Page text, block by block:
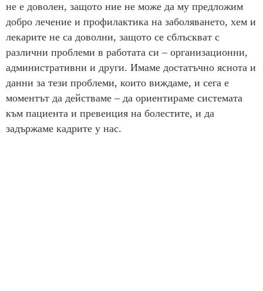
не е доволен, защото ние не може да му предложим
добро лечение и профилактика на заболяването, хем и
лекарите не са доволни, защото се сблъскват с
различни проблеми в работата си – организационни,
административни и други. Имаме достатъчно яснота и
данни за тези проблеми, които виждаме, и сега е
моментът да действаме – да ориентираме системата
към пациента и превенция на болестите, и да
задържаме кадрите у нас.